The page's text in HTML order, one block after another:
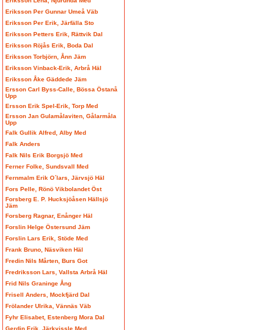
Eriksson Per Gunnar Umeå Väb
Eriksson Per Erik, Järfälla Sto
Eriksson Petters Erik, Rättvik Dal
Eriksson Röjås Erik, Boda Dal
Eriksson Torbjörn, Ånn Jäm
Eriksson Vinback-Erik, Arbrå Häl
Eriksson Åke Gäddede Jäm
Ersson Carl Byss-Calle, Bössa Östanå
Upp
Ersson Erik Spel-Erik, Torp Med
Ersson Jan Gulamålaviten, Gålarmåla
Upp
Falk Gullik Alfred, Alby Med
Falk Anders
Falk Nils Erik Borgsjö Med
Ferner Folke, Sundsvall Med
Fernmalm Erik O´lars, Järvsjö Häl
Fors Pelle, Rönö Vikbolandet Öst
Forsberg E. P. Hucksjöåsen Hällsjö
Jäm
Forsberg Ragnar, Enånger Häl
Forslin Helge Östersund Jäm
Forslin Lars Erik, Stöde Med
Frank Bruno, Näsviken Häl
Fredin Nils Mårten, Burs Got
Fredriksson Lars, Vallsta Arbrå Häl
Frid Nils Graninge Ång
Frisell Anders, Mockfjärd Dal
Frölander Ulrika, Vännäs Väb
Fyhr Elisabet, Estenberg Mora Dal
Gerdin Erik, Järkvissle Med